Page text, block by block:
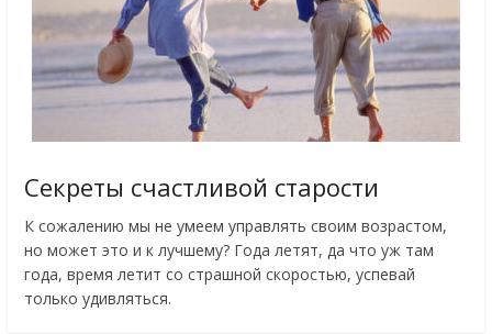
Секреты счастливой старости
К сожалению мы не умеем управлять своим возрастом,
но может это и к лучшему? Года летят, да что уж там
года, время летит со страшной скоростью, успевай
только удивляться.